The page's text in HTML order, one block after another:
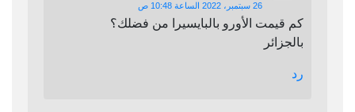
26 سبتمبر، 2022 الساعة 10:48 ص
كم قيمت الأورو بالبايسيرا من فضلك؟
بالجزائر
رد